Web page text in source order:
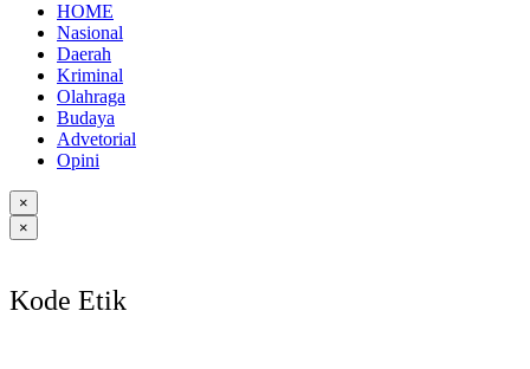
HOME
Nasional
Daerah
Kriminal
Olahraga
Budaya
Advetorial
Opini
×
×
Kode Etik